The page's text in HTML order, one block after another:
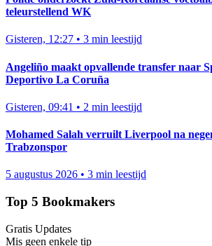
teleurstellend WK
Gisteren, 12:27 • 3 min leestijd
Angeliño maakt opvallende transfer naar
Deportivo La Coruña
Gisteren, 09:41 • 2 min leestijd
Mohamed Salah verruilt Liverpool na
Trabzonspor
5 augustus 2026 • 3 min leestijd
Top 5 Bookmakers
Gratis Updates
Mis geen enkele tip